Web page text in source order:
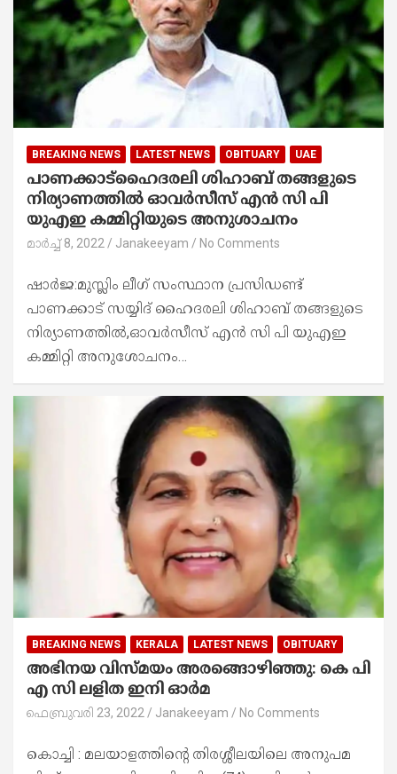
BREAKING NEWS LATEST NEWS OBITUARY UAE
പാണക്കാട്ഹൈദരലി ശിഹാബ് തങ്ങളുടെ
നിര്യാണത്തിൽ ഓവർസീസ് എൻ സി പി
യുഎഇ കമ്മിറ്റിയുടെ അനുശാചനം
മാർച്ച്‌ 8, 2022 Janakeeyam No Comments
ഷാർജ:മുസ്ലിം ലീഗ് സംസ്ഥാന പ്രസിഡണ്ട്
പാണക്കാട് സയ്യിദ് ഹൈദരലി ശിഹാബ് തങ്ങളുടെ
നിര്യാണത്തിൽ,ഓവർസീസ് എൻ സി പി യുഎഇ
കമ്മിറ്റി അനുശോചനം…
BREAKING NEWS KERALA LATEST NEWS OBITUARY
അഭിനയ വിസ്മയം അരങ്ങൊഴിഞ്ഞു: കെ പി
എ സി ലളിത ഇനി ഓർമ
ഫെബ്രുവരി 23, 2022 Janakeeyam No Comments
കൊച്ചി : മലയാളത്തിന്റെ തിരശ്ശീലയിലെ അനുപമ